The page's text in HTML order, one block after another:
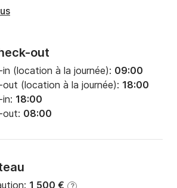
29cv
out
(location à la journée): 09:00
(location à la journée): 18:00
18:00
out: 08:00
1 500 € ?